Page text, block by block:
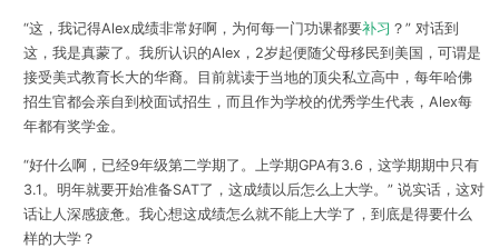
“这，我记得Alex成绩非常好啊，为何每一门功课都要补习 ？” 对话到
这，我是真蒙了。我所认识的Alex，2岁起便随父母移民到美国，可谓是
接受美式教育长大的华裔。目前就读于当地的顶尖私立高中，每年哈佛
招生官都会亲自到校面试招生，而且作为学校的优秀学生代表，Alex每
年都有奖学金。
“好什么啊，已经9年级第二学期了。上学期GPA有3.6，这学期期中只有
3.1。明年就要开始准备SAT了，这成绩以后怎么上大学。” 说实话，这对
话让人深感疲惫。我心想这成绩怎么就不能上大学了，到底是得要什么
样的大学？